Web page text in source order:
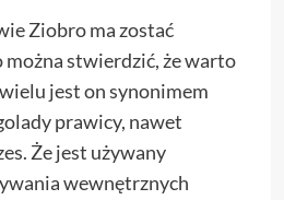
Ziobro ma zostać
stwierdzić, że warto
jest on synonimem
prawicy, nawet
Że jest używany
wewnętrznych